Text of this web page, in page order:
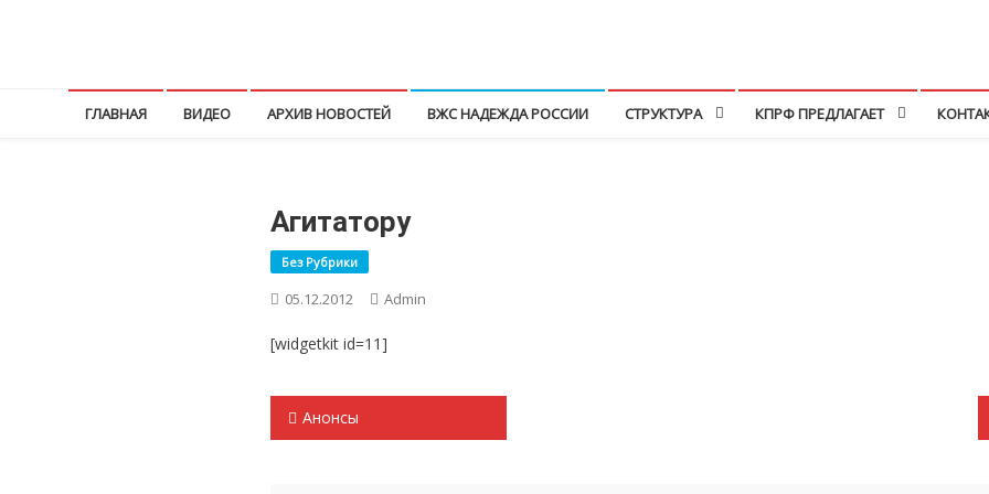
ГЛАВНАЯ ВИДЕО АРХИВ НОВОСТЕЙ ВЖС НАДЕЖДА РОССИИ СТРУКТУРА КПРФ ПРЕДЛАГАЕТ
Агитатору
Без Рубрики
05.12.2012 Admin
[widgetkit id=11]
Навигация
Анонсы